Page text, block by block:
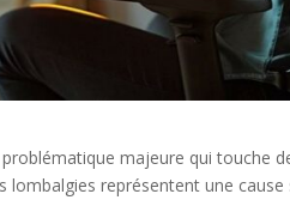
majeure qui touche
lombalgies représentent une